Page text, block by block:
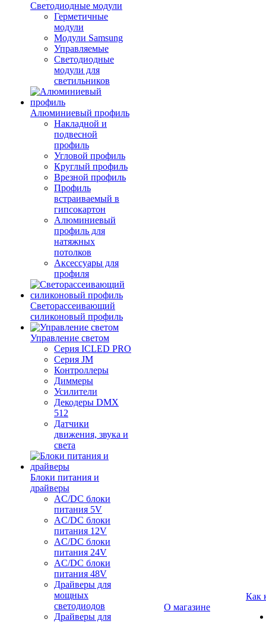
Светодиодные модули
Герметичные
модули
Модули Samsung
Управляемые
Светодиодные
модули для
светильников
Алюминиевый профиль
Накладной и
подвесной
профиль
Угловой профиль
Круглый профиль
Врезной профиль
Профиль
встраиваемый в
гипсокартон
Алюминиевый
профиль для
натяжных
потолков
Аксессуары для
профиля
Светорассеивающий
силиконовый профиль
Управление светом
Серия ICLED PRO
Серия JM
Контроллеры
Диммеры
Усилители
Декодеры DMX
512
Датчики
движения, звука и
света
Блоки питания и
драйверы
AC/DC блоки
питания 5V
AC/DC блоки
питания 12V
AC/DC блоки
питания 24V
AC/DC блоки
питания 48V
Драйверы для
мощных
светодиодов
Драйверы для
О магазине
Как